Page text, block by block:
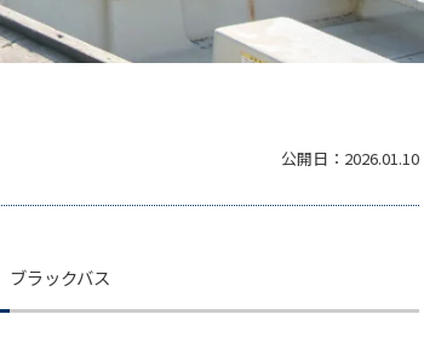
公開日： 2026.01.10
ブラックバス